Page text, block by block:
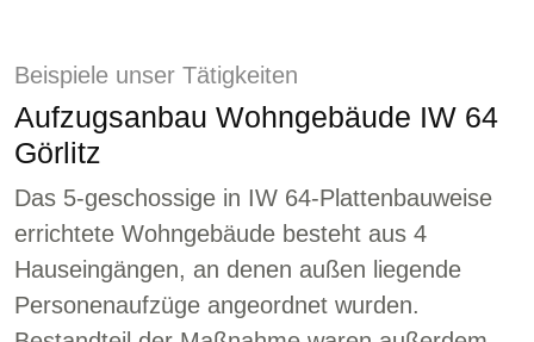
Beispiele unser Tätigkeiten
Aufzugsanbau Wohngebäude IW 64
Görlitz
Das 5-geschossige in IW 64-Plattenbauweise
errichtete Wohngebäude besteht aus 4
Hauseingängen, an denen außen liegende
Personenaufzüge angeordnet wurden.